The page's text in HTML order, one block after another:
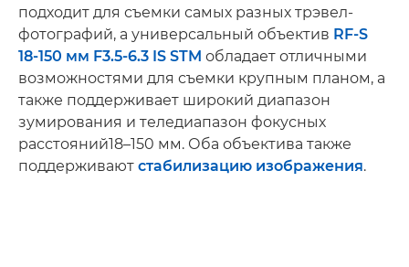
подходит для съемки самых разных трэвел-
фотографий, а универсальный объектив RF-S
18-150 мм F3.5-6.3 IS STM обладает отличными
возможностями для съемки крупным планом, а
также поддерживает широкий диапазон
зумирования и теледиапазон фокусных
расстояний18–150 мм. Оба объектива также
поддерживают стабилизацию изображения.